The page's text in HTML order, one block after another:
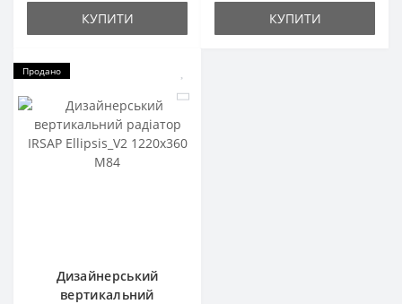
КУПИТИ КУПИТИ
Продано
Дизайнерський
вертикальний